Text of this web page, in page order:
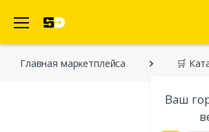
Ваш
Главная марĸетплейса 🛒